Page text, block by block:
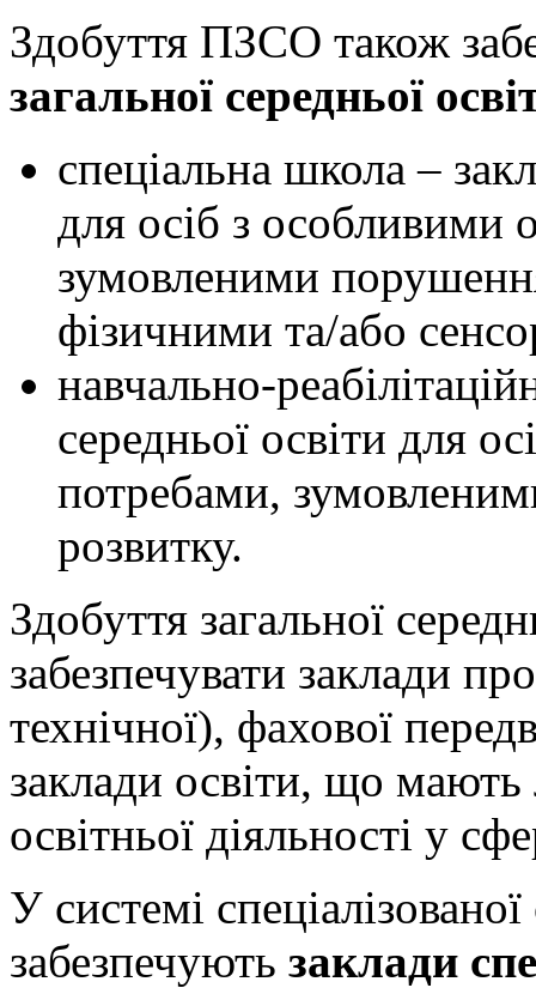
Здобуття ПЗСО також
загальної середньої
спеціальна школа –
для осіб з особливими
зумовленими
фізичними та/або
навчально-
середньої освіти для
потребами,
розвитку.
Здобуття загальної
забезпечувати заклади
технічної), фахової
заклади освіти, що
освітньої діяльності у
У системі
забезпечують заклади